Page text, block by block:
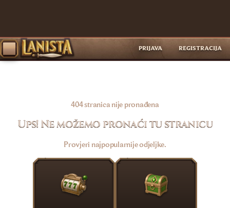
PRIJAVA REGISTRACIJA
404 stranica nije pronađena
Ups! Ne možemo pronaći tu stranicu
Provjeri najpopularnije odjeljke.